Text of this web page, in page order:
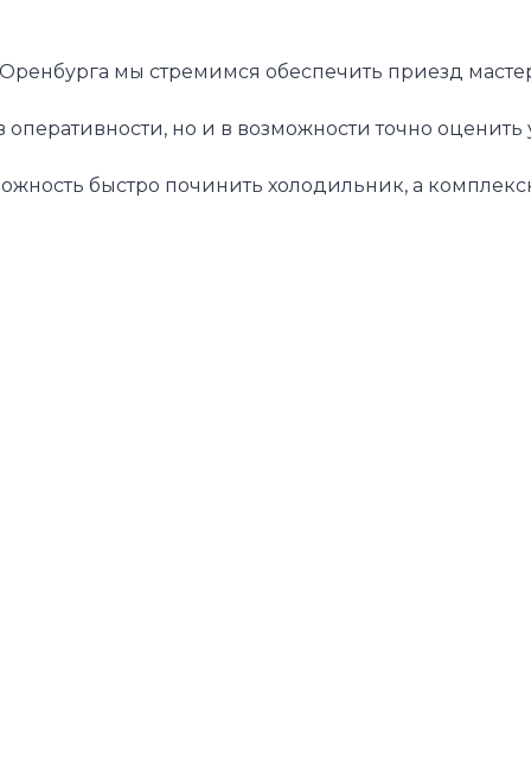
мы стремимся обеспечить приезд
оперативности, но и в возможности точно
быстро починить холодильник, а